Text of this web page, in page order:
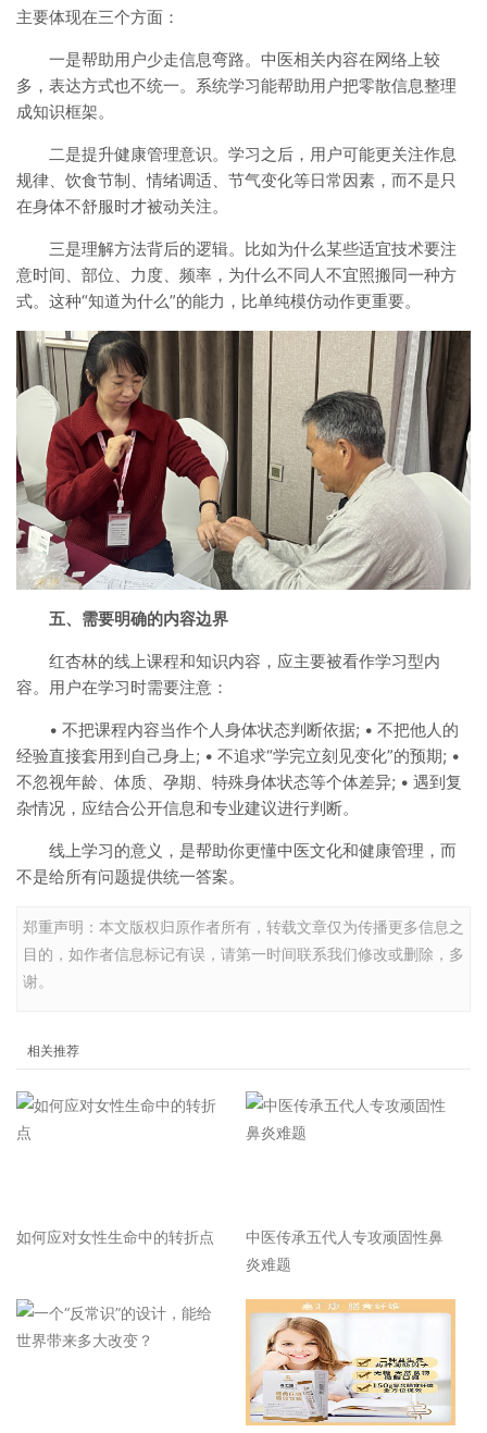
主要体现在三个方面：
一是帮助用户少走信息弯路。中医相关内容在网络上较
多，表达方式也不统一。系统学习能帮助用户把零散信息整理
成知识框架。
二是提升健康管理意识。学习之后，用户可能更关注作息
规律、饮食节制、情绪调适、节气变化等日常因素，而不是只
在身体不舒服时才被动关注。
三是理解方法背后的逻辑。比如为什么某些适宜技术要注
意时间、部位、力度、频率，为什么不同人不宜照搬同一种方
式。这种“知道为什么”的能力，比单纯模仿动作更重要。
五、需要明确的内容边界
红杏林的线上课程和知识内容，应主要被看作学习型内
容。用户在学习时需要注意：
• 不把课程内容当作个人身体状态判断依据; • 不把他人的
经验直接套用到自己身上; • 不追求“学完立刻见变化”的预期; •
不忽视年龄、体质、孕期、特殊身体状态等个体差异; • 遇到复
杂情况，应结合公开信息和专业建议进行判断。
线上学习的意义，是帮助你更懂中医文化和健康管理，而
不是给所有问题提供统一答案。
郑重声明：本文版权归原作者所有，转载文章仅为传播更多信息之
目的，如作者信息标记有误，请第一时间联系我们修改或删除，多
谢。
相关推荐
如何应对女性生命中的转折点
中医传承五代人专攻顽固性鼻
炎难题